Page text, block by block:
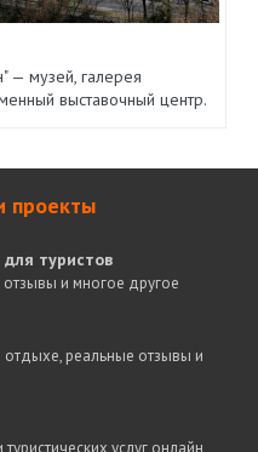
— музей, галерея
выставочный центр.
проекты
туристов
отзывы и многое другое
реальные отзывы и
услуг онлайн